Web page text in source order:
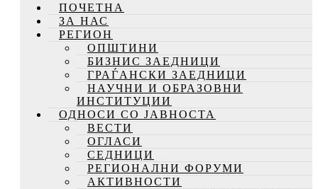
ПОЧЕТНА
ЗА НАС
РЕГИОН
ОПШТИНИ
БИЗНИС ЗАЕДНИЦИ
ГРАЃАНСКИ ЗАЕДНИЦИ
НАУЧНИ И ОБРАЗОВНИ
ИНСТИТУЦИИ
ОДНОСИ СО ЈАВНОСТА
ВЕСТИ
ОГЛАСИ
СЕДНИЦИ
РЕГИОНАЛНИ ФОРУМИ
АКТИВНОСТИ